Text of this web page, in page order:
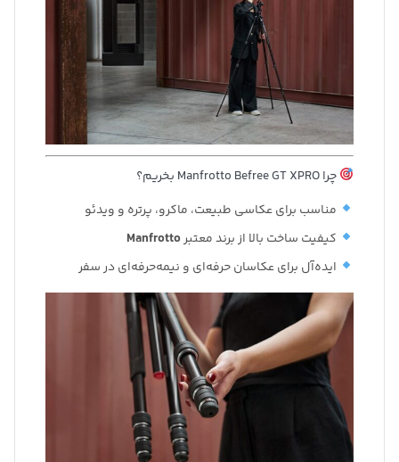
چرا Manfrotto Befree GT XPRO بخریم؟
مناسب برای عکاسی طبیعت، ماکرو، پرتره و ویدئو
کیفیت ساخت بالا از برند معتبرManfrotto
ایده‌آل برای عکاسان حرفه‌ای و نیمه‌حرفه‌ای در سفر